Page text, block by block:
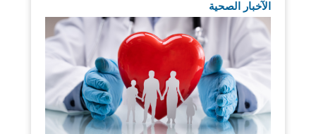
الآخبار الصحية